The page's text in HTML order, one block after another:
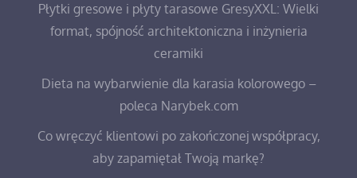
Płytki gresowe i płyty tarasowe GresyXXL: Wielki
format, spójność architektoniczna i inżynieria
ceramiki
Dieta na wybarwienie dla karasia kolorowego –
poleca Narybek.com
Co wręczyć klientowi po zakończonej współpracy,
aby zapamiętał Twoją markę?